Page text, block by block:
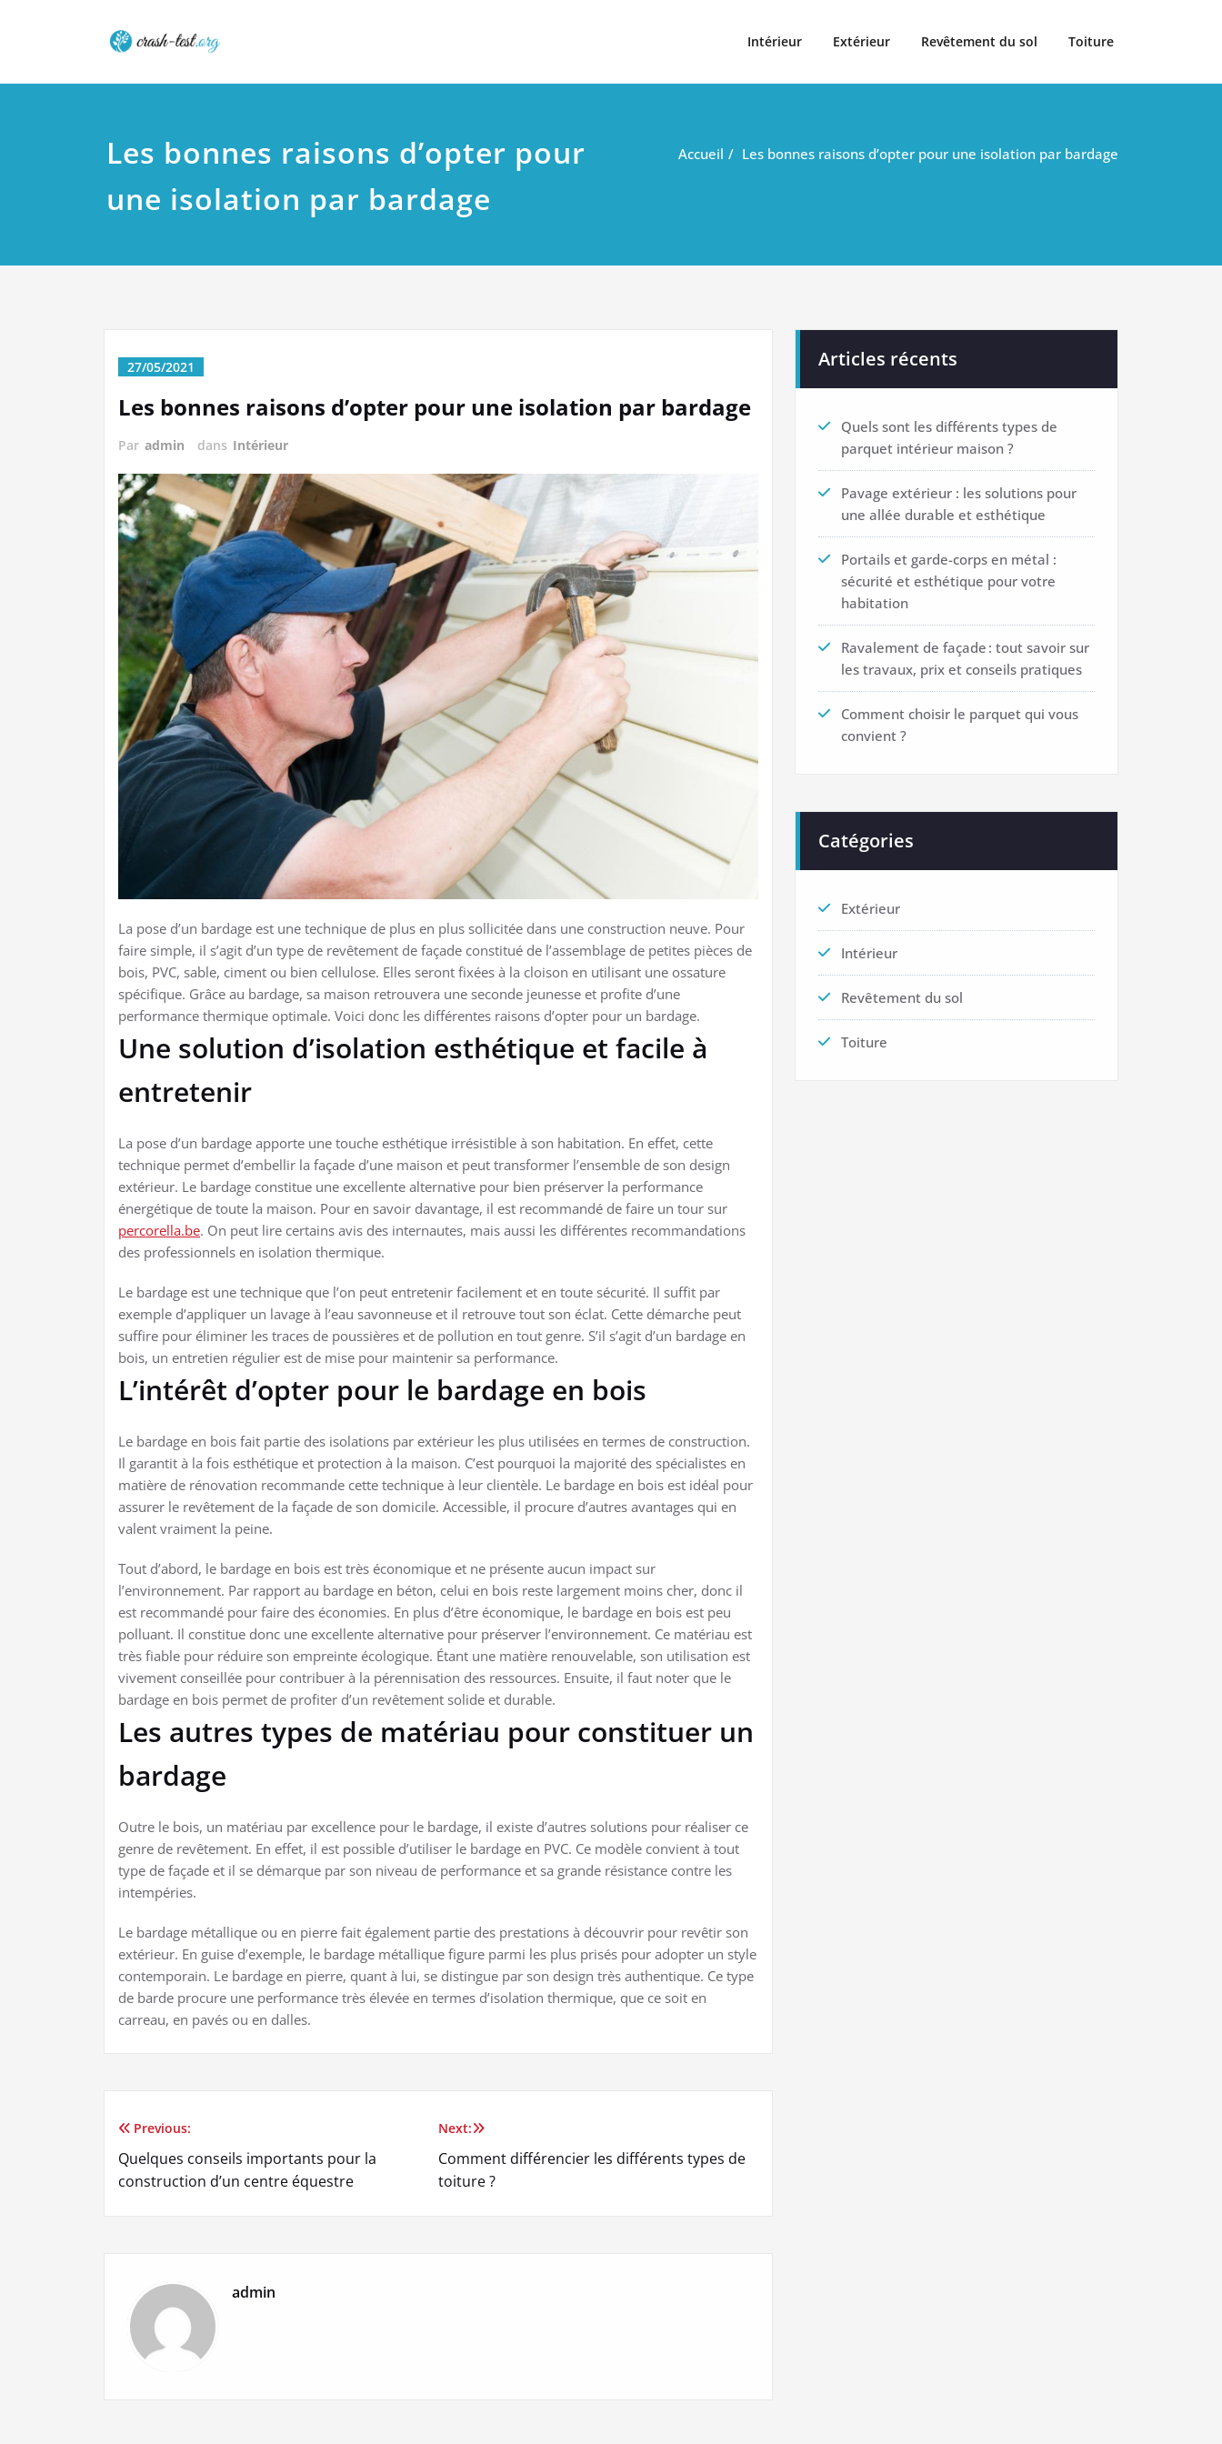
Intérieur Extérieur Revêtement du sol Toiture
Les bonnes raisons d’opter pour
une isolation par bardage
Accueil Les bonnes raisons d’opter pour une isolation par bardage
27/05/2021
Les bonnes raisons d’opter pour une isolation par bardage
Par admin dans Intérieur
La pose d’un bardage est une technique de plus en plus sollicitée dans une construction neuve. Pour
faire simple, il s’agit d’un type de revêtement de façade constitué de l’assemblage de petites pièces de
bois, PVC, sable, ciment ou bien cellulose. Elles seront fixées à la cloison en utilisant une ossature
spécifique. Grâce au bardage, sa maison retrouvera une seconde jeunesse et profite d’une
performance thermique optimale. Voici donc les différentes raisons d’opter pour un bardage.
Une solution d’isolation esthétique et facile à
entretenir
La pose d’un bardage apporte une touche esthétique irrésistible à son habitation. En effet, cette
technique permet d’embellir la façade d’une maison et peut transformer l’ensemble de son design
extérieur. Le bardage constitue une excellente alternative pour bien préserver la performance
énergétique de toute la maison. Pour en savoir davantage, il est recommandé de faire un tour sur
percorella.be. On peut lire certains avis des internautes, mais aussi les différentes recommandations
des professionnels en isolation thermique.
Le bardage est une technique que l’on peut entretenir facilement et en toute sécurité. Il suffit par
exemple d’appliquer un lavage à l’eau savonneuse et il retrouve tout son éclat. Cette démarche peut
suffire pour éliminer les traces de poussières et de pollution en tout genre. S’il s’agit d’un bardage en
bois, un entretien régulier est de mise pour maintenir sa performance.
L’intérêt d’opter pour le bardage en bois
Le bardage en bois fait partie des isolations par extérieur les plus utilisées en termes de construction.
Il garantit à la fois esthétique et protection à la maison. C’est pourquoi la majorité des spécialistes en
matière de rénovation recommande cette technique à leur clientèle. Le bardage en bois est idéal pour
assurer le revêtement de la façade de son domicile. Accessible, il procure d’autres avantages qui en
valent vraiment la peine.
Tout d’abord, le bardage en bois est très économique et ne présente aucun impact sur
l’environnement. Par rapport au bardage en béton, celui en bois reste largement moins cher, donc il
est recommandé pour faire des économies. En plus d’être économique, le bardage en bois est peu
polluant. Il constitue donc une excellente alternative pour préserver l’environnement. Ce matériau est
très fiable pour réduire son empreinte écologique. Étant une matière renouvelable, son utilisation est
vivement conseillée pour contribuer à la pérennisation des ressources. Ensuite, il faut noter que le
bardage en bois permet de profiter d’un revêtement solide et durable.
Les autres types de matériau pour constituer un
bardage
Outre le bois, un matériau par excellence pour le bardage, il existe d’autres solutions pour réaliser ce
genre de revêtement. En effet, il est possible d’utiliser le bardage en PVC. Ce modèle convient à tout
type de façade et il se démarque par son niveau de performance et sa grande résistance contre les
intempéries.
Le bardage métallique ou en pierre fait également partie des prestations à découvrir pour revêtir son
extérieur. En guise d’exemple, le bardage métallique figure parmi les plus prisés pour adopter un style
contemporain. Le bardage en pierre, quant à lui, se distingue par son design très authentique. Ce type
de barde procure une performance très élevée en termes d’isolation thermique, que ce soit en
carreau, en pavés ou en dalles.
Navigation
de
Previous:
Quelques conseils importants pour la
construction d’un centre équestre
Next:
Comment différencier les différents types de
toiture ?
admin
Articles récents
Quels sont les différents types de
parquet intérieur maison ?
Pavage extérieur : les solutions pour
une allée durable et esthétique
Portails et garde-corps en métal :
sécurité et esthétique pour votre
habitation
Ravalement de façade : tout savoir sur
les travaux, prix et conseils pratiques
Comment choisir le parquet qui vous
convient ?
Catégories
Extérieur
Intérieur
Revêtement du sol
Toiture